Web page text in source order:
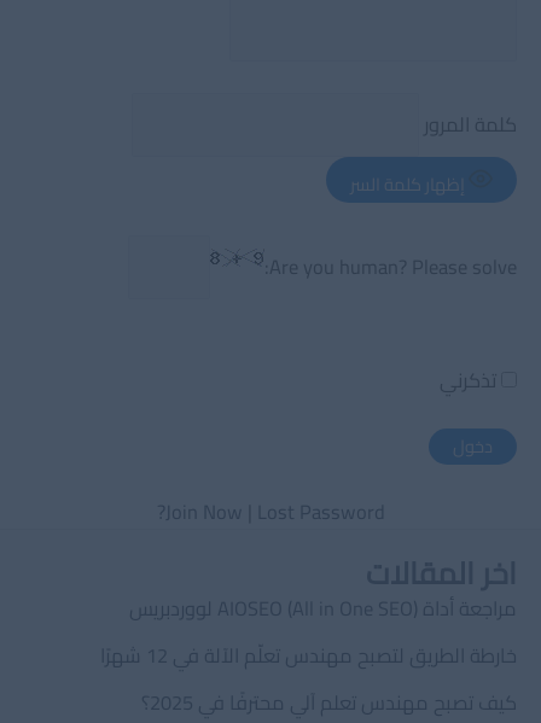
كلمة المرور
إظهار كلمة السر
Are you human? Please solve:
تذكرني
Join Now Lost Password?
مراجعة أداة AIOSEO (All in One SEO) لووردبريس
خارطة الطريق لتصبح مهندس تعلّم الآلة في 12 شهرًا
كيف تصبح مهندس تعلم آلي محترفًا في 2025؟